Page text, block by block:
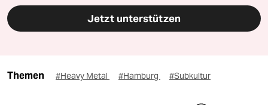
Jetzt unterstützen
Themen #Heavy Metal #Hamburg #Subkultur